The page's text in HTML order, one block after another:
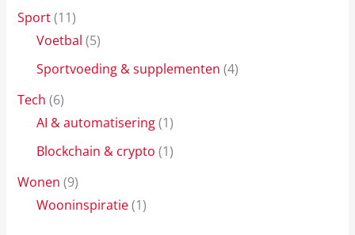
Sport(11)
Voetbal (5)
Sportvoeding & supplementen (4)
Tech (6)
AI & automatisering(1)
Blockchain & crypto (1)
Wonen (9)
Wooninspiratie(1)